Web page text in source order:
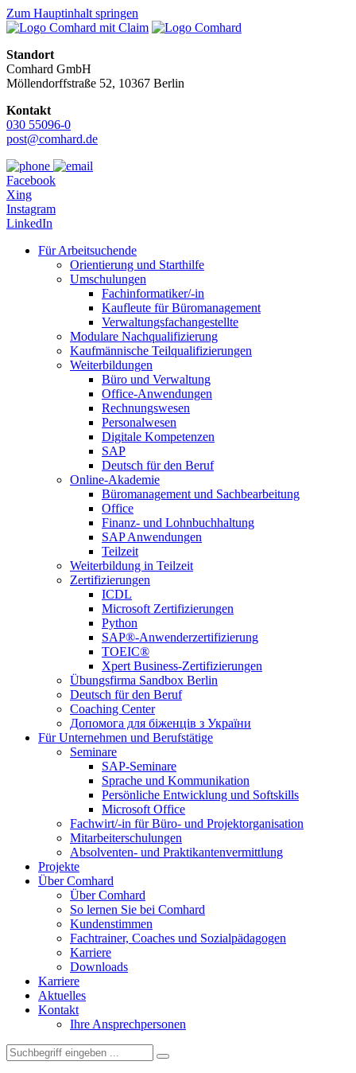
Zum Hauptinhalt springen
Standort
Comhard GmbH
Möllendorffstraße 52, 10367 Berlin
Kontakt
030 55096-0
post@comhard.de
Facebook
Xing
Instagram
LinkedIn
Für Arbeitsuchende
Orientierung und Starthilfe
Umschulungen
Fachinformatiker/-in
Kaufleute für Büromanagement
Verwaltungsfachangestellte
Modulare Nachqualifizierung
Kaufmännische Teilqualifizierungen
Weiterbildungen
Büro und Verwaltung
Office-Anwendungen
Rechnungswesen
Personalwesen
Digitale Kompetenzen
SAP
Deutsch für den Beruf
Online-Akademie
Büromanagement und Sachbearbeitung
Office
Finanz- und Lohnbuchhaltung
SAP Anwendungen
Teilzeit
Weiterbildung in Teilzeit
Zertifizierungen
ICDL
Microsoft Zertifizierungen
Python
SAP®-Anwenderzertifizierung
TOEIC®
Xpert Business-Zertifizierungen
Übungsfirma Sandbox Berlin
Deutsch für den Beruf
Coaching Center
Допомога для біженців з України
Für Unternehmen und Berufstätige
Seminare
SAP-Seminare
Sprache und Kommunikation
Persönliche Entwicklung und Softskills
Microsoft Office
Fachwirt/-in für Büro- und Projektorganisation
Mitarbeiterschulungen
Absolventen- und Praktikantenvermittlung
Projekte
Über Comhard
Über Comhard
So lernen Sie bei Comhard
Kundenstimmen
Fachtrainer, Coaches und Sozialpädagogen
Karriere
Downloads
Karriere
Aktuelles
Kontakt
Ihre Ansprechpersonen